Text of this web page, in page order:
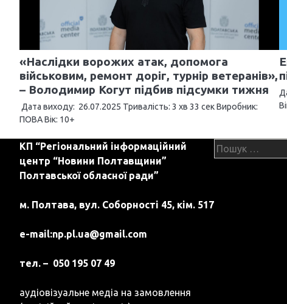
з
а
п
и
с
і
«Наслідки ворожих атак, допомога
військовим, ремонт доріг, турнір ветеранів»,
– Володимир Когут підбив підсумки тижня
Дата виходу: 26.07.2025 Тривалість: 3 хв 33 сек Виробник:
ПОВА Вік: 10+
КП “Регіональний інформаційний
центр “Новини Полтавщини”
Полтавської обласної ради”
м. Полтава, вул. Соборності 45, кім. 517
e-mail:np.pl.ua@gmail.com
тел. – 050 195 07 49
аудіовізуальне медіа на замовлення
Пошук: